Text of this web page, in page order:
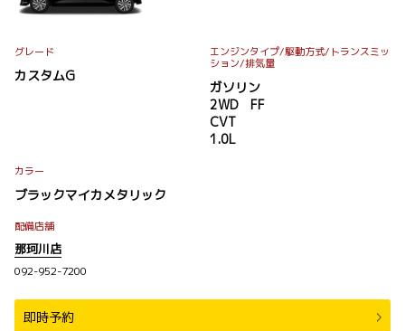
グレード
カスタムG
エンジンタイプ/駆動方式/ トランスミッ
ション/排気量
ガソリン
2WD FF
CVT
1.0L
カラー
ブラックマイカメタリック
配備店舗
那珂川店
092-952-7200
即時予約